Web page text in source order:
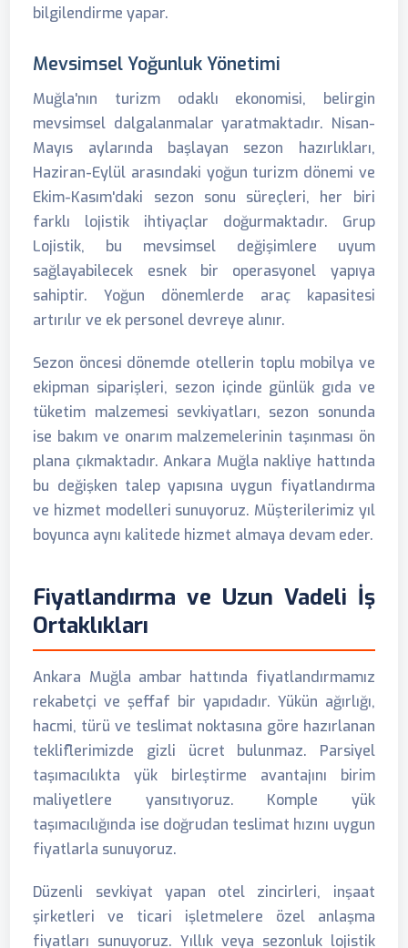
bilgilendirme yapar.
Mevsimsel Yoğunluk Yönetimi
Muğla'nın turizm odaklı ekonomisi, belirgin
mevsimsel dalgalanmalar yaratmaktadır. Nisan-
Mayıs aylarında başlayan sezon hazırlıkları,
Haziran-Eylül arasındaki yoğun turizm dönemi ve
Ekim-Kasım'daki sezon sonu süreçleri, her biri
farklı lojistik ihtiyaçlar doğurmaktadır. Grup
Lojistik, bu mevsimsel değişimlere uyum
sağlayabilecek esnek bir operasyonel yapıya
sahiptir. Yoğun dönemlerde araç kapasitesi
artırılır ve ek personel devreye alınır.
Sezon öncesi dönemde otellerin toplu mobilya ve
ekipman siparişleri, sezon içinde günlük gıda ve
tüketim malzemesi sevkiyatları, sezon sonunda
ise bakım ve onarım malzemelerinin taşınması ön
plana çıkmaktadır. Ankara Muğla nakliye hattında
bu değişken talep yapısına uygun fiyatlandırma
ve hizmet modelleri sunuyoruz. Müşterilerimiz yıl
boyunca aynı kalitede hizmet almaya devam eder.
Fiyatlandırma ve Uzun Vadeli İş
Ortaklıkları
Ankara Muğla ambar hattında fiyatlandırmamız
rekabetçi ve şeffaf bir yapıdadır. Yükün ağırlığı,
hacmi, türü ve teslimat noktasına göre hazırlanan
tekliflerimizde gizli ücret bulunmaz. Parsiyel
taşımacılıkta yük birleştirme avantajını birim
maliyetlere yansıtıyoruz. Komple yük
taşımacılığında ise doğrudan teslimat hızını uygun
fiyatlarla sunuyoruz.
Düzenli sevkiyat yapan otel zincirleri, inşaat
şirketleri ve ticari işletmelere özel anlaşma
fiyatları sunuyoruz. Yıllık veya sezonluk lojistik